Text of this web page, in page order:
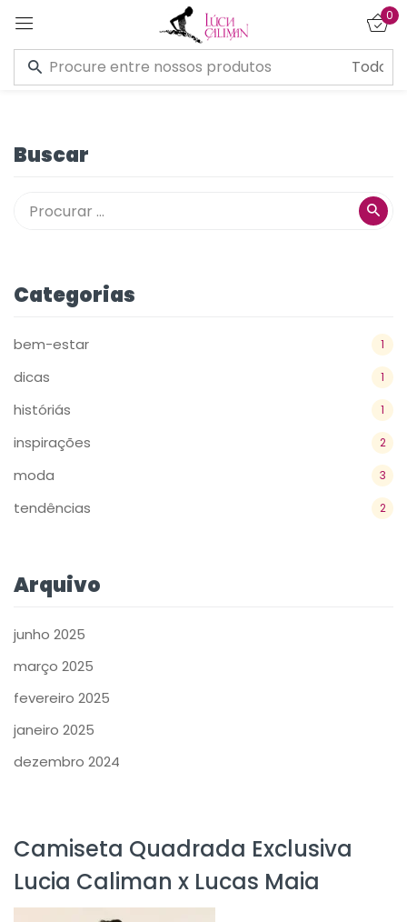
0
Buscar
Categorias
bem-estar 1
dicas 1
históriás 1
inspirações 2
moda 3
tendências 2
Arquivo
junho 2025
março 2025
fevereiro 2025
janeiro 2025
dezembro 2024
Camiseta Quadrada Exclusiva
Lucia Caliman x Lucas Maia
Entrar
Lembre de mim Esqueceu a senha?